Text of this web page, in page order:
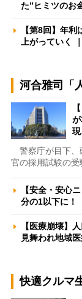
た”ヒミツのお
【第8回】年
上がっていく
河合雅司「
警察庁が目下、
官の採用試験の
【安全・安心
分の1以下に
【医療崩壊】
見舞われ地域
快適クルマ